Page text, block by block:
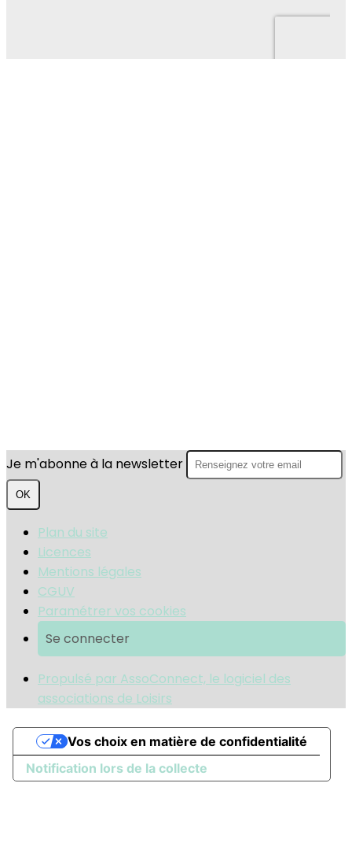
Je m'abonne à la newsletter
OK
Plan du site
Licences
Mentions légales
CGUV
Paramétrer vos cookies
Se connecter
Propulsé par AssoConnect, le logiciel des
associations de Loisirs
Notification lors de la collecte
Vos choix en matière de confidentialité